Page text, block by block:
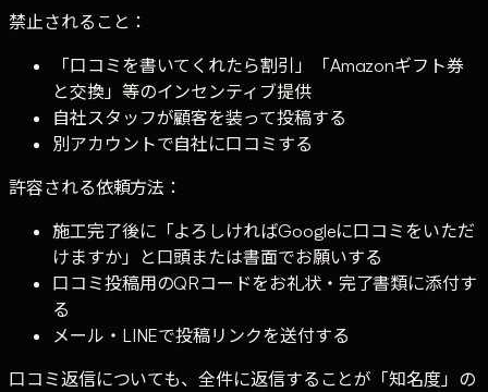
禁止されること：
「口コミを書いてくれたら割引」「Amazonギフト券
と交換」等のインセンティブ提供
自社スタッフが顧客を装って投稿する
別アカウントで自社に口コミする
許容される依頼方法：
施工完了後に「よろしければGoogleに口コミをいただ
けますか」と口頭または書面でお願いする
口コミ投稿用のQRコードをお礼状・完了書類に添付す
る
メール・LINEで投稿リンクを送付する
口コミ返信についても、全件に返信することが「知名度」の